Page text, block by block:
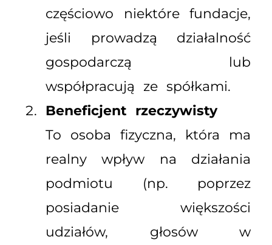
częściowo niektóre fundacje,
jeśli prowadzą działalność
gospodarczą lub
współpracują ze spółkami.
Beneficjent rzeczywisty
To osoba fizyczna, która ma
realny wpływ na działania
podmiotu (np. poprzez
posiadanie większości
udziałów, głosów w